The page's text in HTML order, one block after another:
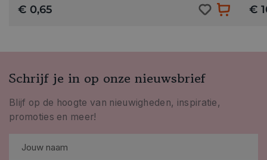
€ 0,65 €
Schrijf je in op onze nieuwsbrief
Blijf op de hoogte van nieuwigheden, inspiratie,
promoties en meer!